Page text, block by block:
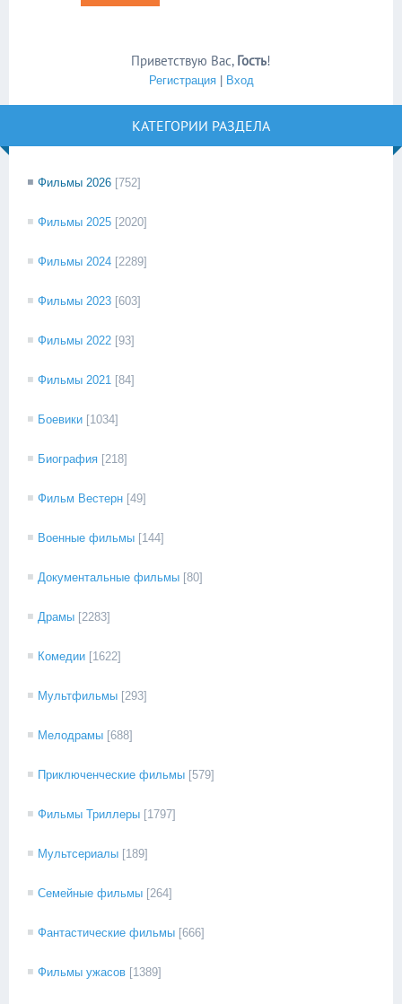
Приветствую Вас, Гость!
Регистрация| Вход
КАТЕГОРИИ РАЗДЕЛА
Фильмы 2026 [752]
Фильмы 2025 [2020]
Фильмы 2024 [2289]
Фильмы 2023 [603]
Фильмы 2022 [93]
Фильмы 2021 [84]
Боевики [1034]
Биография [218]
Фильм Вестерн [49]
Военные фильмы [144]
Документальные фильмы [80]
Драмы [2283]
Комедии [1622]
Мультфильмы [293]
Мелодрамы [688]
Приключенческие фильмы [579]
Фильмы Триллеры [1797]
Мультсериалы [189]
Семейные фильмы [264]
Фантастические фильмы [666]
Фильмы ужасов [1389]